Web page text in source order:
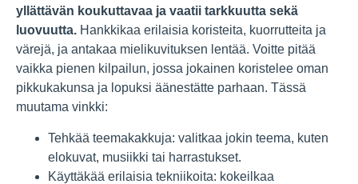
yllättävän koukuttavaa ja vaatii tarkkuutta sekä
luovuutta. Hankkikaa erilaisia koristeita, kuorrutteita ja
värejä, ja antakaa mielikuvituksen lentää. Voitte pitää
vaikka pienen kilpailun, jossa jokainen koristelee oman
pikkukakunsa ja lopuksi äänestätte parhaan. Tässä
muutama vinkki:
Tehkää teemakakkuja: valitkaa jokin teema, kuten
elokuvat, musiikki tai harrastukset.
Käyttäkää erilaisia tekniikoita: kokeilkaa